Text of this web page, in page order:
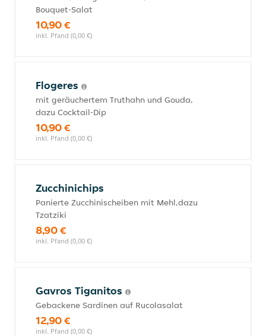
Bouquet-Salat
10,90 €
inkl. Pfand (0,00 €)
Flogeres
mit geräuchertem Truthahn und Gouda,
dazu Cocktail-Dip
10,90 €
inkl. Pfand (0,00 €)
Zucchinichips
Panierte Zucchinischeiben mit Mehl,dazu
Tzatziki
8,90 €
inkl. Pfand (0,00 €)
Gavros Tiganitos
Gebackene Sardinen auf Rucolasalat
12,90 €
inkl. Pfand (0,00 €)